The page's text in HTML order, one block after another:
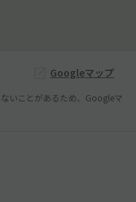
Googleマップ
いことがあるため、Googleマ